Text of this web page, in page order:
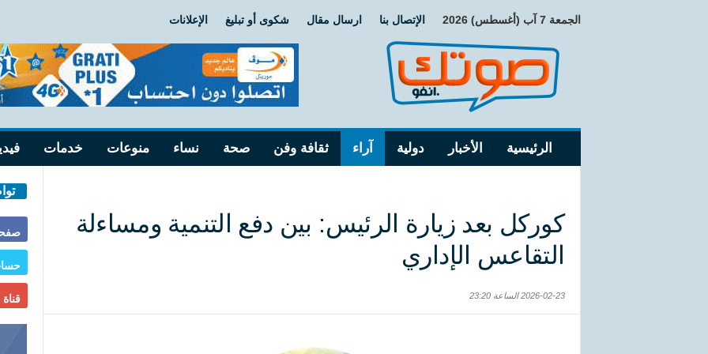
الجمعة 7 آب (أغسطس) 2026 الإتصال بنا ارسال مقال شكوى أو تبليغ الإعلانات
الرئيسية الأخبار دولية آراء ثقافة وفن صحة نساء منوعات خدمات
كوركل بعد زيارة الرئيس: بين دفع التنمية ومساءلة
التقاعس الإداري
2026-02-23 الساعة 23:20